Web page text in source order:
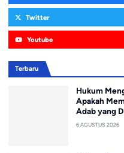
Twitter
Youtube
Terbaru
Hukum
Apakah
Adab yang
6 AGUSTUS 2026